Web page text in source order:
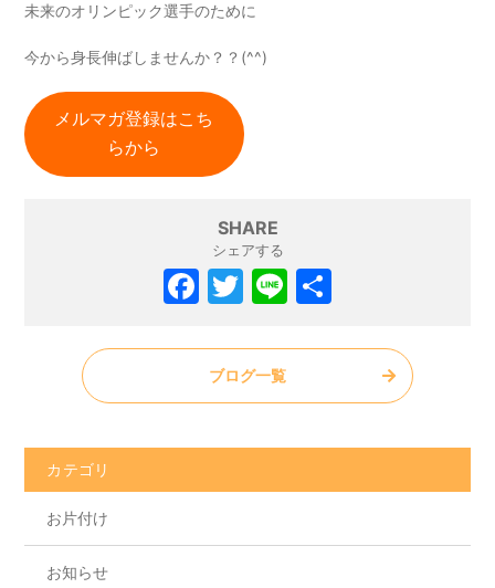
未来のオリンピック選手のために
今から身長伸ばしませんか？？(^^)
メルマガ登録はこち
らから
SHARE
シェアする
ブログ一覧
カテゴリ
お片付け
お知らせ